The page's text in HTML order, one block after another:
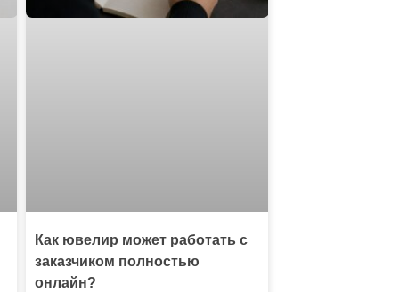
Как ювелир может работать с
заказчиком полностью
онлайн?